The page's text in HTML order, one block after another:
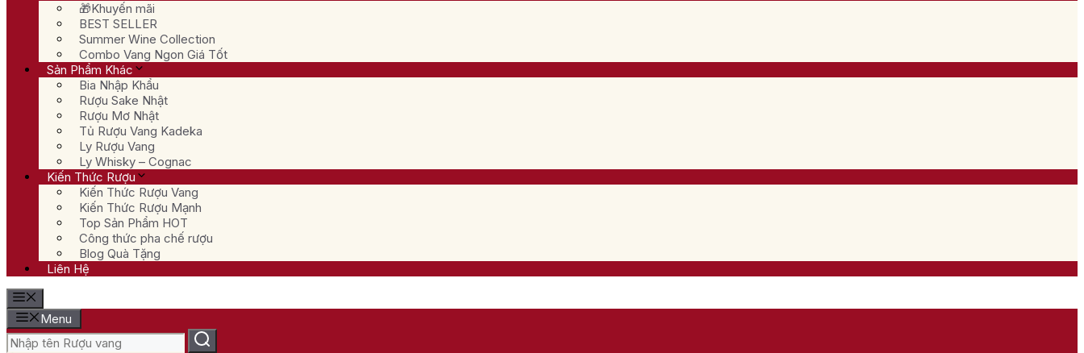
🎁Khuyến mãi
BEST SELLER
Summer Wine Collection
Combo Vang Ngon Giá Tốt
Sản Phẩm Khác
Bia Nhập Khẩu
Rượu Sake Nhật
Rượu Mơ Nhật
Tủ Rượu Vang Kadeka
Ly Rượu Vang
Ly Whisky – Cognac
Kiến Thức Rượu
Kiến Thức Rượu Vang
Kiến Thức Rượu Mạnh
Top Sản Phẩm HOT
Công thức pha chế rượu
Blog Quà Tặng
Liên Hệ
Menu